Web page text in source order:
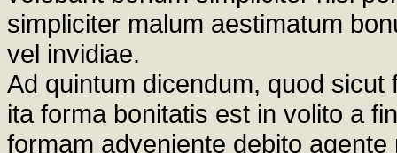
simpliciter malum aestimatum
vel invidiae.
Ad quintum dicendum, quod
ita forma bonitatis est in volito a
formam adveniente debito